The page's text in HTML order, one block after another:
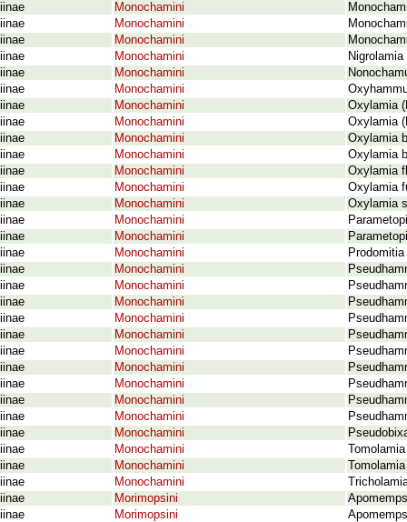
Monochamini
Monochamini
Monochamini
Monochamini
Monochamini
Monochamini
Monochamini
Oxylamia
Monochamini
Oxylamia
Monochamini
Oxylamia
Monochamini
Oxylamia
Monochamini
Oxylamia
Monochamini
Oxylamia
Monochamini
Oxylamia
Monochamini
Monochamini
Monochamini
Monochamini
Monochamini
Monochamini
Monochamini
Monochamini
Monochamini
Monochamini
Monochamini
Monochamini
Monochamini
Monochamini
Monochamini
Monochamini
Monochamini
Morimopsini
Morimopsini